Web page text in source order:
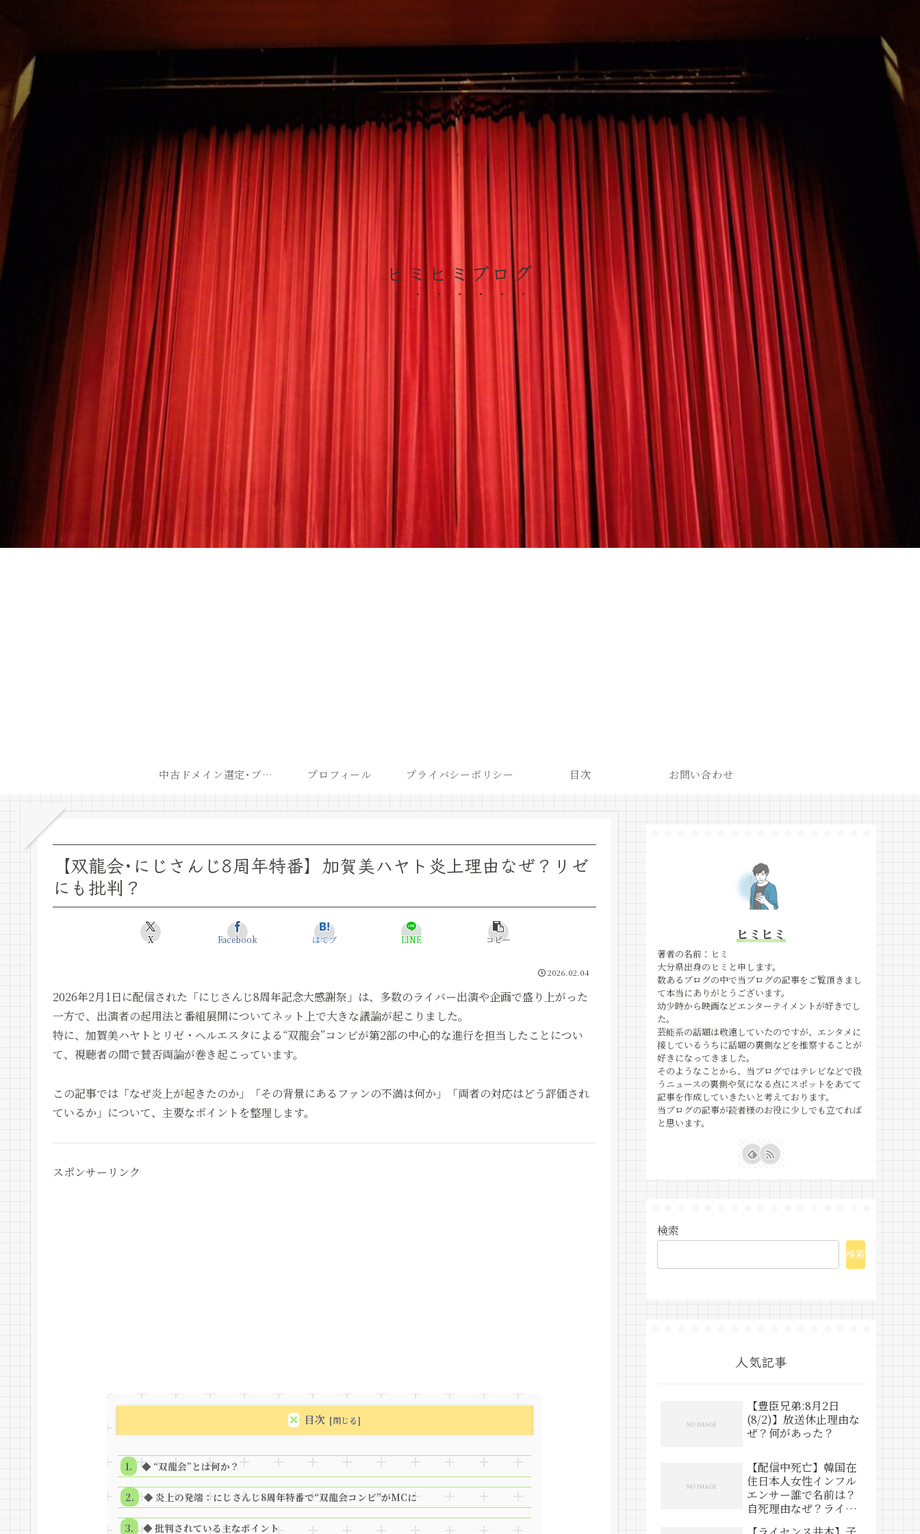
ヒミヒミブログ
中古ドメイン選定･ブログ開設後最短での収益化戦略 プロフィール プライバシーポリシー 目次 お問い合わせ
【双龍会･にじさんじ8周年特番】加賀美ハヤト炎上理由なぜ？リゼ
にも批判？
X Facebook はてブ LINE コピー
2026.02.04
2026年2月1日に配信された「にじさんじ8周年記念大感謝祭」は、多数のライバー出演や企画で盛り上がった
一方で、出演者の起用法と番組展開についてネット上で大きな議論が起こりました。
特に、加賀美ハヤトとリゼ・ヘルエスタによる“双龍会”コンビが第2部の中心的な進行を担当したことについ
て、視聴者の間で賛否両論が巻き起こっています。
この記事では「なぜ炎上が起きたのか」「その背景にあるファンの不満は何か」「両者の対応はどう評価され
ているか」について、主要なポイントを整理します。
スポンサーリンク
目次
◆ “双龍会”とは何か？
◆ 炎上の発端：にじさんじ8周年特番で“双龍会コンビ”がMCに
◆ 批判されている主なポイント
ヒミヒミ
著者の名前：ヒミ
大分県出身のヒミと申します。
数あるブログの中で当ブログの記事をご覧頂きまし
て本当にありがとうございます。
幼少時から映画などエンターテイメントが好きでし
た。
芸能系の話題は敬遠していたのですが、エンタメに
接しているうちに話題の裏側などを推察することが
好きになってきました。
そのようなことから、当ブログではテレビなどで扱
うニュースの裏側や気になる点にスポットをあてて
記事を作成していきたいと考えております。
当ブログの記事が読者様のお役に少しでも立てれば
と思います。
検索
検索
人気記事
【豊臣兄弟:8月2日
(8/2)】放送休止理由な
ぜ？何があった？
【配信中死亡】韓国在
住日本人女性インフル
エンサー誰で名前は？
自死理由なぜ？ライブ